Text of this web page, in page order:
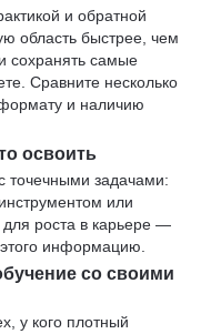
и обратной
область быстрее, чем
сохранять самые
Сравните несколько
и наличию
освоить
точечными задачами:
или
для роста в карьере —
информацию.
со своими
у кого плотный